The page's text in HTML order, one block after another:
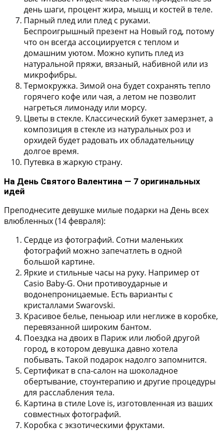
день шаги, процент жира, мышц и костей в теле.
Парный плед или плед с руками.
Беспроигрышный презент на Новый год, потому
что он всегда ассоциируется с теплом и
домашним уютом. Можно купить плед из
натуральной пряжи, вязаный, набивной или из
микрофибры.
Термокружка. Зимой она будет сохранять тепло
горячего кофе или чая, а летом не позволит
нагреться лимонаду или морсу.
Цветы в стекле. Классический букет замерзнет, а
композиция в стекле из натуральных роз и
орхидей будет радовать их обладательницу
долгое время.
Путевка в жаркую страну.
На День Святого Валентина — 7 оригинальных
идей
Преподнесите девушке милые подарки на День всех
влюбленных (14 февраля):
Сердце из фотографий. Сотни маленьких
фотографий можно запечатлеть в одной
большой картине.
Яркие и стильные часы на руку. Например от
Casio Baby-G. Они противоударные и
водонепроницаемые. Есть варианты с
кристаллами Swarovski.
Красивое белье, пеньюар или неглиже в коробке,
перевязанной широким бантом.
Поездка на двоих в Париж или любой другой
город, в котором девушка давно хотела
побывать. Такой подарок надолго запомнится.
Сертификат в спа-салон на шоколадное
обертывание, стоунтерапию и другие процедуры
для расслабления тела.
Картина в стиле Love is, изготовленная из ваших
совместных фотографий.
Коробка с экзотическими фруктами.